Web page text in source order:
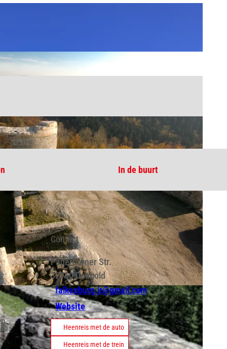
In de buurt
Contact
Paderborner Str.
32760Detmold
falkenburg.jr@gmail.com
Website
Heenreis met de auto
Heenreis met de trein